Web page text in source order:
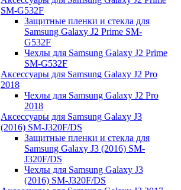
SM-G532F
Защитные пленки и стекла для
Samsung Galaxy J2 Prime SM-
G532F
Чехлы для Samsung Galaxy J2 Prime
SM-G532F
Аксессуары для Samsung Galaxy J2 Pro
2018
Чехлы для Samsung Galaxy J2 Pro
2018
Аксессуары для Samsung Galaxy J3
(2016) SM-J320F/DS
Защитные пленки и стекла для
Samsung Galaxy J3 (2016) SM-
J320F/DS
Чехлы для Samsung Galaxy J3
(2016) SM-J320F/DS